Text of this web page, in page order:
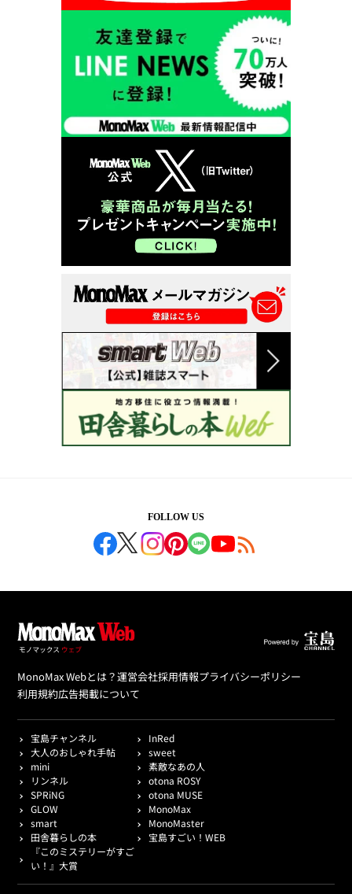
FOLLOW US
MonoMax Webとは？運営会社採用情報プライバシーポリシー
利用規約広告掲載について
宝島チャンネル
InRed
大人のおしゃれ手帖
sweet
mini
素敵なあの人
リンネル
otona ROSY
SPRiNG
otona MUSE
GLOW
MonoMax
smart
MonoMaster
田舎暮らしの本
宝島すごい！WEB
『このミステリーがすご
い！』大賞